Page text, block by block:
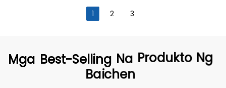
1 2 3
Mga Best-Selling Na Produkto Ng
Baichen